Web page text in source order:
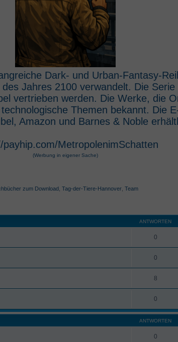
Dark- und Urban-Fantasy-
Jahres 2100 verwandelt. Die
vertrieben werden. Die Werke, die
Themen bekannt. Die
Amazon und Barnes & Noble
payhip.com/MetropolenimSchatten
(Werbung in eigener Sache)
zum Download, Tag-der-Tiere-Hannover, Team
ANTWORTEN
0
0
8
0
ANTWORTEN
0